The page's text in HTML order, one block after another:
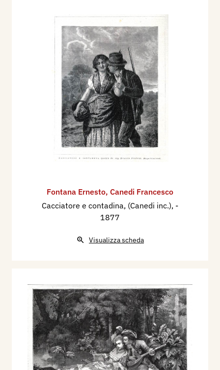
Fontana Ernesto, Canedi Francesco
Cacciatore e contadina, (Canedi inc.), -
1877
Visualizza scheda